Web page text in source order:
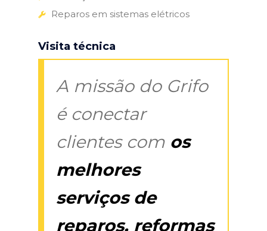
Reparos em sistemas elétricos
Visita técnica
A missão do Grifo
é conectar
clientes com os
melhores
serviços de
reparos, reformas